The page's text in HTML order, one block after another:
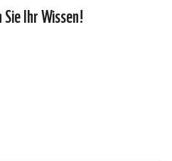
Ihr Wissen!